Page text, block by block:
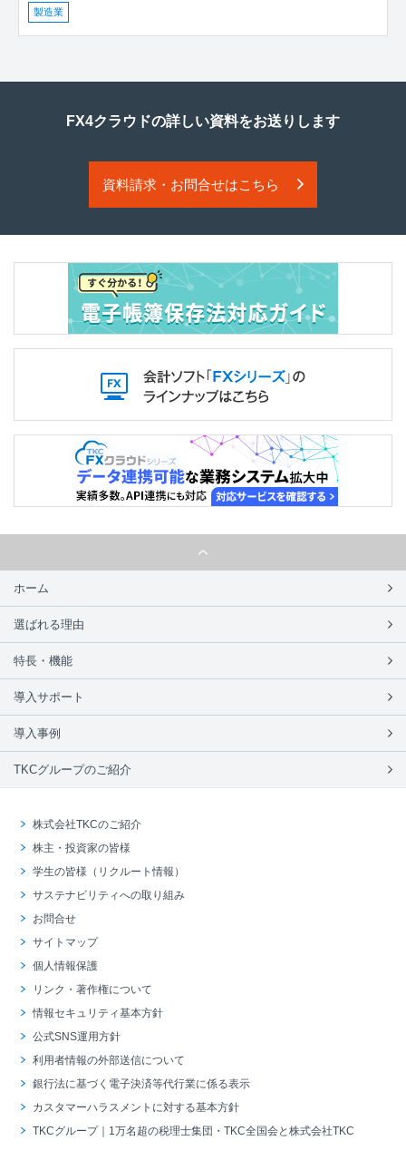
製造業
FX4クラウドの詳しい資料をお送りします
資料請求・お問合せはこちら
ホーム
選ばれる理由
特長・機能
導入サポート
導入事例
TKCグループのご紹介
株式会社TKCのご紹介
株主・投資家の皆様
学生の皆様（リクルート情報）
サステナビリティへの取り組み
お問合せ
サイトマップ
個人情報保護
リンク・著作権について
情報セキュリティ基本方針
公式SNS運用方針
利用者情報の外部送信について
銀行法に基づく電子決済等代行業に係る表示
カスタマーハラスメントに対する基本方針
TKCグループ｜1万名超の税理士集団・TKC全国会と株式会社TKC